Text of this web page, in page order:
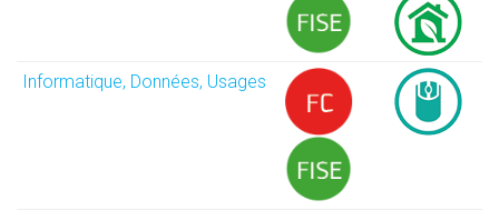
Informatique, Données, Usages